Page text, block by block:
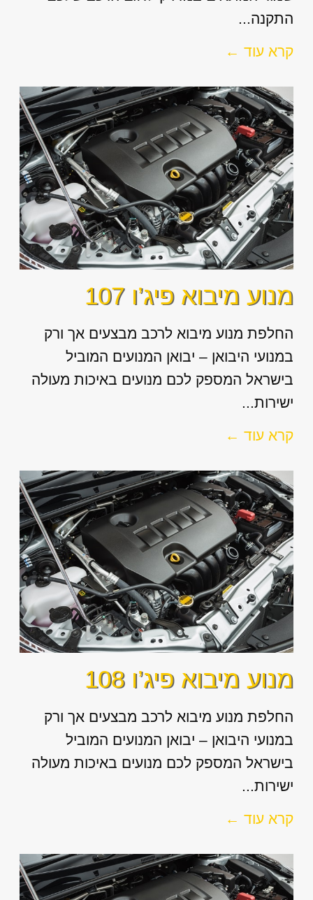
התקנה...
קרא עוד ←
מנוע מיבוא פיג’ו 107
החלפת מנוע מיבוא לרכב מבצעים אך ורק
במנועי היבואן – יבואן המנועים המוביל
בישראל המספק לכם מנועים באיכות מעולה
ישירות...
קרא עוד ←
מנוע מיבוא פיג’ו 108
החלפת מנוע מיבוא לרכב מבצעים אך ורק
במנועי היבואן – יבואן המנועים המוביל
בישראל המספק לכם מנועים באיכות מעולה
ישירות...
קרא עוד ←